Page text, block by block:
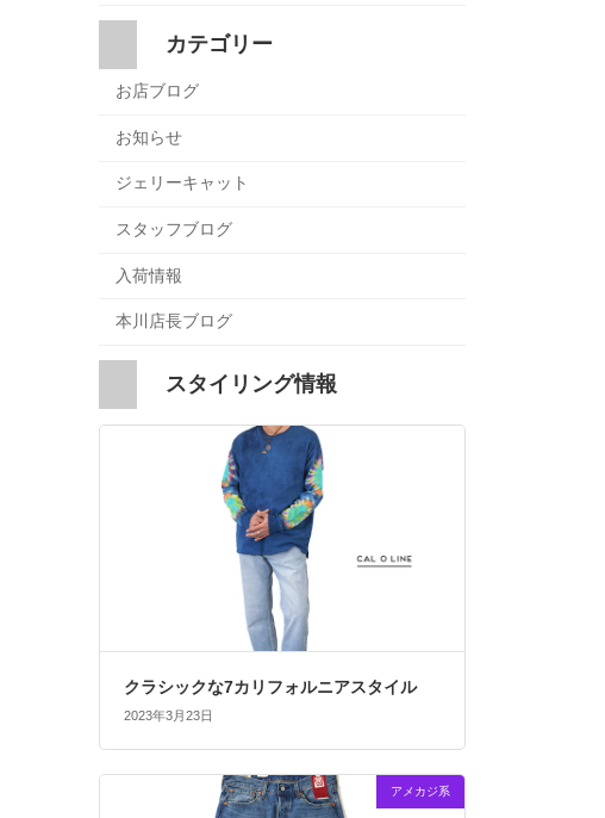
カテゴリー
お店ブログ
お知らせ
ジェリーキャット
スタッフブログ
入荷情報
本川店長ブログ
スタイリング情報
クラシックな7カリフォルニアスタイル
2023年3月23日
アメカジ系